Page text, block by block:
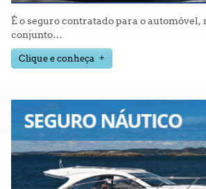
É o seguro contratado para o
conjunto…
Clique e conheça